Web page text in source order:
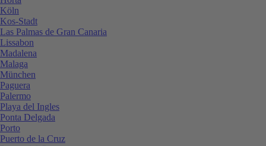
Köln
Kos-Stadt
Las Palmas de Gran Canaria
Lissabon
Madalena
Malaga
München
Paguera
Palermo
Playa del Ingles
Ponta Delgada
Porto
Puerto de la Cruz